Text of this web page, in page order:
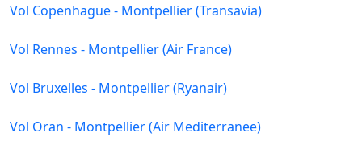
Vol Copenhague - Montpellier (Transavia)
Vol Rennes - Montpellier (Air France)
Vol Bruxelles - Montpellier (Ryanair)
Vol Oran - Montpellier (Air Mediterranee)